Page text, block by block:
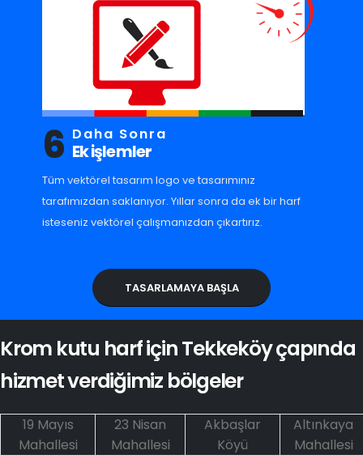
6 Daha Sonra
Ek işlemler
Tüm vektörel tasarım logo ve tasarımınız
tarafımızdan saklanıyor. Yıllar sonra da ek bir harf
isteseniz vektörel çalışmanızdan çıkartırız.
TASARLAMAYA BAŞLA
Krom kutu harf için Tekkeköy çapında
hizmet verdiğimiz bölgeler
19 Mayıs
Mahallesi
23 Nisan
Mahallesi
Akbaşlar
Köyü
Altınkaya
Mahallesi